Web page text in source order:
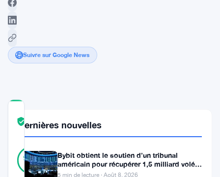
Suivre sur Google News
TRUST
SCORE
Vérifié
95 %
RÉEL
Vérifié
votes
Dernières nouvelles
Bybit obtient le soutien d’un tribunal
américain pour récupérer 1,5 milliard volés
par Lazarus
5 min de lecture · Août 8, 2026